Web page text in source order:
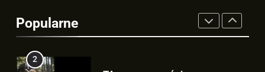
Popularne
„AVENGERS: DOOMSDAY” z
Pepper Potts w roli głównej!
3